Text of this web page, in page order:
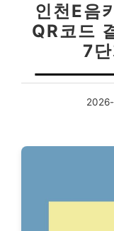
인천E음
QR코드
7